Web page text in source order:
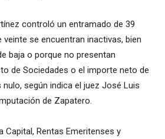
controló un entramado de 39
veinte se encuentran inactivas, bien
baja o porque no presentan
de Sociedades o el importe neto de
según indica el juez José Luis
de Zapatero.
Capital, Rentas Emeritenses y